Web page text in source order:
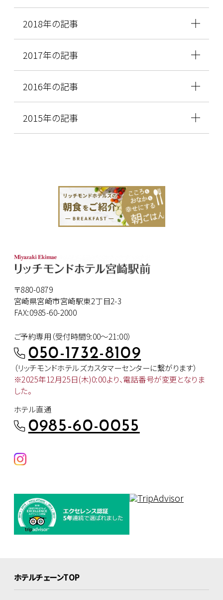
2018年の記事
2017年の記事
2016年の記事
2015年の記事
〒880-0879
宮崎県宮崎市宮崎駅東2丁目2-3
FAX:0985-60-2000
ご予約専用（受付時間9:00～21:00）
050-1732-8109
（リッチモンドホテルズカスタマーセンターに繋がります）
※2025年12月25日(木)0:00より、電話番号が変更となりま
した。
ホテル直通
0985-60-0055
ホテルチェーンTOP